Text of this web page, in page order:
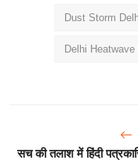
Dust Storm
Delhi Heatwave
सच की तलाश में हिंदी